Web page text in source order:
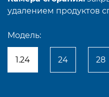
удалением продуктов
Модель:
1.24 24 28